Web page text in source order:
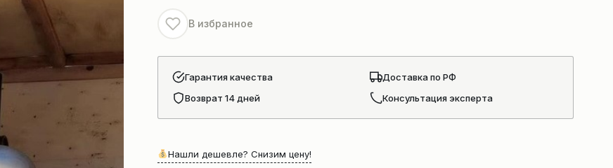
SC9D220G2+DBL2087
В избранное
Гарантия качества
Доставка по РФ
Возврат 14 дней
Консультация эксперта
Нашли дешевле? Снизим цену!